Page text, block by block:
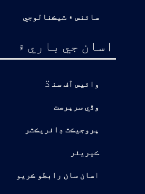
سائنس ۽ ٽيڪنالوجي
اسان جي باري ۾
وائيس آف سن ڌ
وڏي سرپرست
پروجيڪٽ ڊائريڪٽر
ڪيريئر
اسان سان رابطو ڪريو